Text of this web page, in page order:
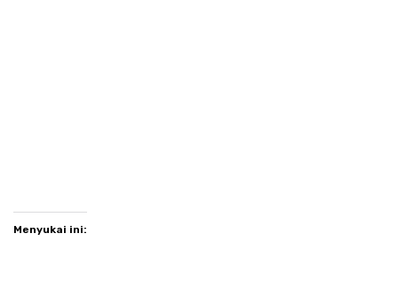
Menyukai ini: